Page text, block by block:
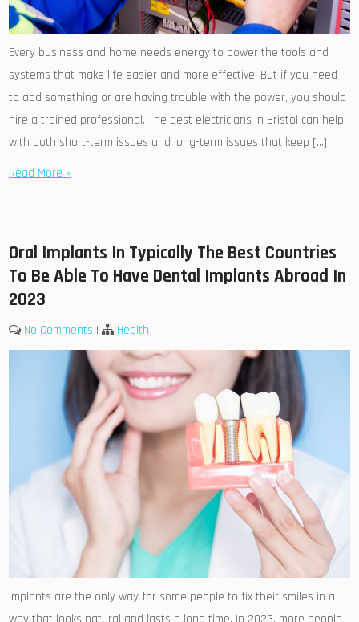
Every business and home needs energy to power the tools and
systems that make life easier and more effective. But if you need
to add something or are having trouble with the power, you should
hire a trained professional. The best electricians in Bristol can help
with both short-term issues and long-term issues that keep […]
Read More »
Oral Implants In Typically The Best Countries
To Be Able To Have Dental Implants Abroad In
2023
No Comments | Health
Implants are the only way for some people to fix their smiles in a